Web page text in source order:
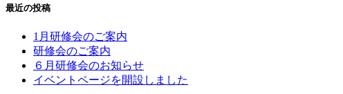
最近の投稿
1月研修会のご案内
研修会のご案内
６月研修会のお知らせ
イベントページを開設しました